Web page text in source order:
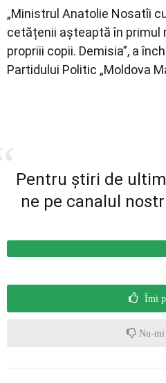
„Ministrul Anatolie Nosatîi
cetățenii așteaptă în primul
propriii copii. Demisia”, a
Partidului Politic „Moldova
Pentru știri de
ne pe canalul
Îmi
Nu-mi